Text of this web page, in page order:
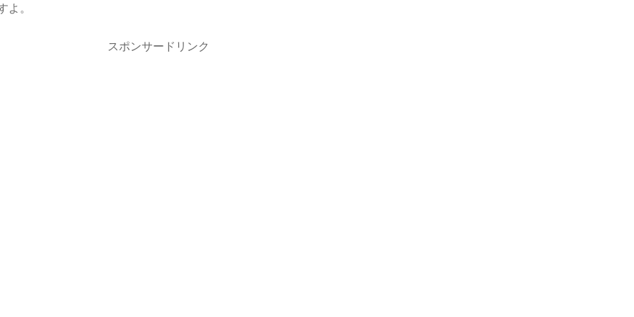
よ。
スポンサードリンク